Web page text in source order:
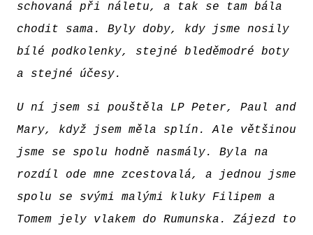
schovaná při náletu, a tak se tam bála
chodit sama. Byly doby, kdy jsme nosily
bílé podkolenky, stejné bleděmodré boty
a stejné účesy.
U ní jsem si pouštěla LP Peter, Paul and
Mary, když jsem měla splín. Ale většinou
jsme se spolu hodně nasmály. Byla na
rozdíl ode mne zcestovalá, a jednou jsme
spolu se svými malými kluky Filipem a
Tomem jely vlakem do Rumunska. Zájezd to